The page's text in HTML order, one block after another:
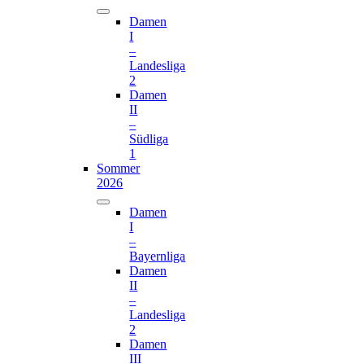
Damen
I
–
Landesliga
2
Damen
II
–
Südliga
1
Sommer
2026
Damen
I
–
Bayernliga
Damen
II
–
Landesliga
2
Damen
III